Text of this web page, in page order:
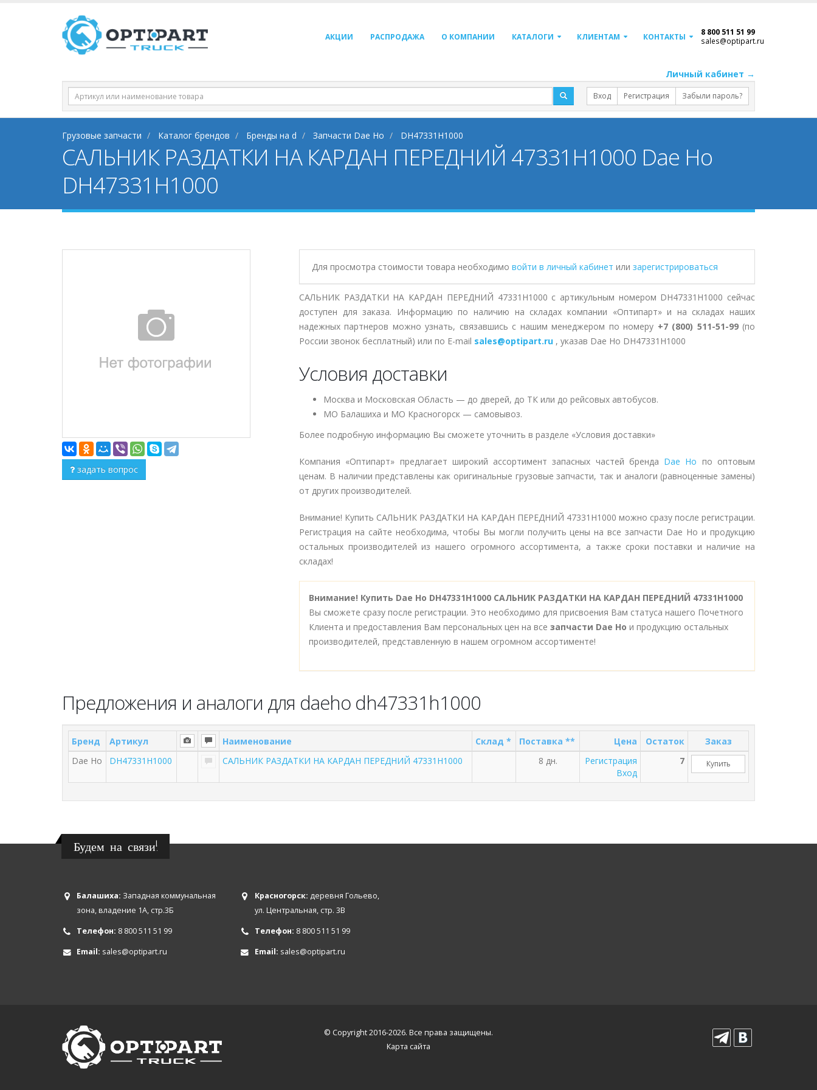
АКЦИИ РАСПРОДАЖА О КОМПАНИИ КАТАЛОГИ КЛИЕНТАМ КОНТАКТЫ 8 800 511 51 99
sales@optipart.ru
Личный кабинет →
Вход Регистрация Забыли пароль?
Грузовые запчасти Каталог брендов Бренды на d Запчасти Dae Ho DH47331H1000
САЛЬНИК РАЗДАТКИ НА КАРДАН ПЕРЕДНИЙ 47331H1000 Dae Ho
DH47331H1000
задать вопрос
Для просмотра стоимости товара необходимо войти в личный кабинет или зарегистрироваться
САЛЬНИК РАЗДАТКИ НА КАРДАН ПЕРЕДНИЙ 47331H1000 с артикульным номером DH47331H1000 сейчас
доступен для заказа. Информацию по наличию на складах компании «Оптипарт» и на складах наших
надежных партнеров можно узнать, связавшись с нашим менеджером по номеру +7 (800) 511-51-99(по
России звонок бесплатный) или по E-mail sales@optipart.ru , указав Dae Ho DH47331H1000
Условия доставки
Москва и Московская Область — до дверей, до ТК или до рейсовых автобусов.
МО Балашиха и МО Красногорск — самовывоз.
Более подробную информацию Вы сможете уточнить в разделе «Условия доставки»
Компания «Оптипарт» предлагает широкий ассортимент запасных частей бренда Dae Ho по оптовым
ценам. В наличии представлены как оригинальные грузовые запчасти, так и аналоги (равноценные замены)
от других производителей.
Внимание! Купить САЛЬНИК РАЗДАТКИ НА КАРДАН ПЕРЕДНИЙ 47331H1000 можно сразу после регистрации.
Регистрация на сайте необходима, чтобы Вы могли получить цены на все запчасти Dae Ho и продукцию
остальных производителей из нашего огромного ассортимента, а также сроки поставки и наличие на
складах!
Внимание! Купить Dae Ho DH47331H1000 САЛЬНИК РАЗДАТКИ НА КАРДАН ПЕРЕДНИЙ 47331H1000
Вы сможете сразу после регистрации. Это необходимо для присвоения Вам статуса нашего Почетного
Клиента и предоставления Вам персональных цен на все запчасти Dae Ho и продукцию остальных
производителей, представленную в нашем огромном ассортименте!
Предложения и аналоги для daeho dh47331h1000
Бренд Артикул Наименование Склад * Поставка ** Цена Остаток
Заказ
Dae Ho
DH47331H1000 САЛЬНИК РАЗДАТКИ НА КАРДАН ПЕРЕДНИЙ 47331H1000 8 дн.
Регистрация
Вход
7 Купить
Будем на связи!
Балашиха: Западная коммунальная
зона, владение 1А, стр.3Б
Телефон: 8 800 511 51 99
Email: sales@optipart.ru
Красногорск: деревня Гольево,
ул. Центральная, стр. 3В
Телефон: 8 800 511 51 99
Email: sales@optipart.ru
© Copyright 2016-2026. Все права защищены.
Карта сайта